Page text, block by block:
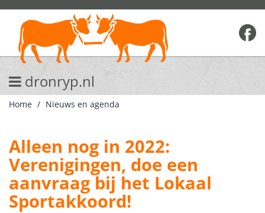
dronryp.nl
Home Nieuws en agenda
Alleen nog in 2022:
Verenigingen, doe een
aanvraag bij het Lokaal
Sportakkoord!